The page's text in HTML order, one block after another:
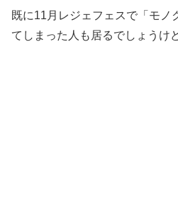
既に11月レジェフェスで「モノ
てしまった人も居るでしょうけ